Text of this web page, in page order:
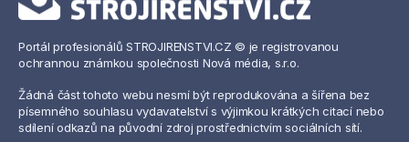
Portál profesionálů STROJIRENSTVI.CZ © je registrovanou
ochrannou známkou společnosti Nová média, s.r.o.
Žádná část tohoto webu nesmí být reprodukována a šířena bez
písemného souhlasu vydavatelství s výjimkou krátkých citací nebo
sdílení odkazů na původní zdroj prostřednictvím sociálních sítí.